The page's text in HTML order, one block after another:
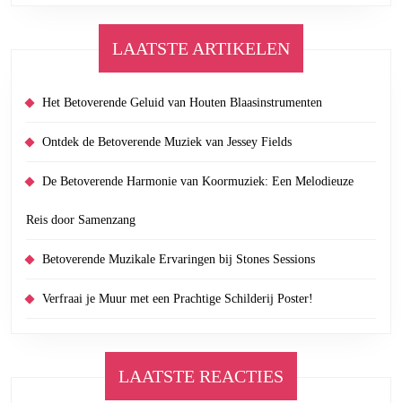
LAATSTE ARTIKELEN
Het Betoverende Geluid van Houten Blaasinstrumenten
Ontdek de Betoverende Muziek van Jessey Fields
De Betoverende Harmonie van Koormuziek: Een Melodieuze
Reis door Samenzang
Betoverende Muzikale Ervaringen bij Stones Sessions
Verfraai je Muur met een Prachtige Schilderij Poster!
LAATSTE REACTIES